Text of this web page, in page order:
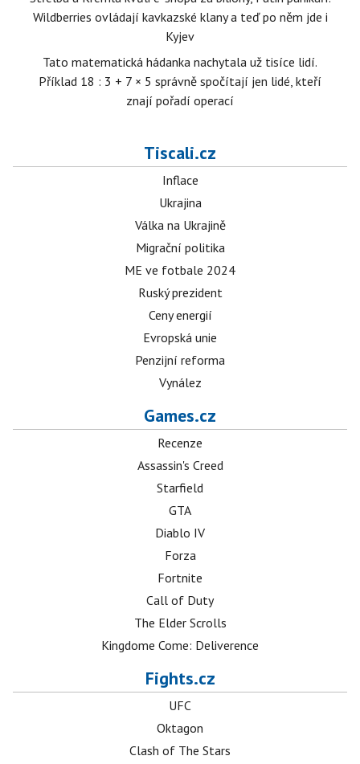
Wildberries ovládají kavkazské klany a teď po něm jde i
Kyjev
Tato matematická hádanka nachytala už tisíce lidí.
Příklad 18 : 3 + 7 × 5 správně spočítají jen lidé, kteří
znají pořadí operací
Tiscali.cz
Inflace
Ukrajina
Válka na Ukrajině
Migrační politika
ME ve fotbale 2024
Ruský prezident
Ceny energií
Evropská unie
Penzijní reforma
Vynález
Games.cz
Recenze
Assassin's Creed
Starfield
GTA
Diablo IV
Forza
Fortnite
Call of Duty
The Elder Scrolls
Kingdome Come: Deliverence
Fights.cz
UFC
Oktagon
Clash of The Stars